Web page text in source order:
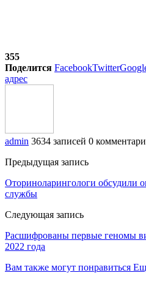
355
Поделится FacebookTwitter
адрес
admin 3634 записей 0
Предыдущая запись
Оториноларингологи обсудили
службы
Следующая запись
Расшифрованы первые геномы
2022 года
Вам также могут понравиться